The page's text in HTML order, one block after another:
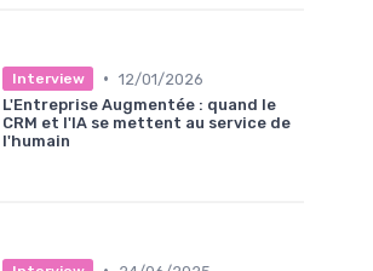
Interview • 12/01/2026
L'Entreprise Augmentée : quand le
CRM et l'IA se mettent au service de
l'humain